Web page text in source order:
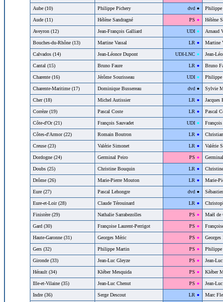
Aube (10) Philippe Pichery dvd ● Philippe
Aude (11) Hélène Sandragné PS ● Hélène
Aveyron (12) Jean-François Galliard UDI ● Arnaud
Bouches-du-Rhône (13) Martine Vassal LR ● Martine
Calvados (14) Jean-Léonce Dupont UDI-LNC ● Jean-
Cantal (15) Bruno Faure LR ● Bruno
Charente (16) Jérôme Sourisseau UDI ●
Charente-Maritime (17) Dominique Bussereau dvd ● Sylvie
Cher (18) Michel Autissier LR ● Jacques
Corrèze (19) Pascal Coste LR ● Pascal
Côte-d'Or (21) François Sauvadet UDI ● François
Côtes-d'Armor (22) Romain Boutron LR ●
Creuse (23) Valérie Simonet LR ● Valérie
Dordogne (24) Germinal Peiro PS ●
Doubs (25) Christine Bouquin LR ●
Drôme (26) Marie-Pierre Mouton LR ● Marie-
Eure (27) Pascal Lehongre dvd ●
Eure-et-Loir (28) Claude Térouinard LR ●
Finistère (29) Nathalie Sarrabezolles PS ● Maël de
Gard (30) Françoise Laurent-Perrigot PS ●
Haute-Garonne (31) Georges Méric PS ● Georges
Gers (32) Philippe Martin PS ●
Gironde (33) Jean-Luc Gleyze PS ● Jean-
Hérault (34) Kléber Mesquida PS ● Kléber
Ille-et-Vilaine (35) Jean-Luc Chenut PS ● Jean-
Indre (36) Serge Descout LR ● Marc